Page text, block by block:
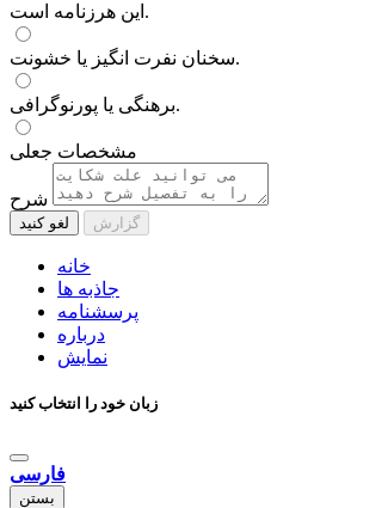
این هرزنامه است.
سخنان نفرت انگیز یا خشونت.
برهنگی یا پورنوگرافی.
مشخصات جعلی
شرح
لغو کنید گزارش
خانه
جاذبه ها
پرسشنامه
درباره
نمایش
زبان خود را انتخاب کنید
فارسی
بستن